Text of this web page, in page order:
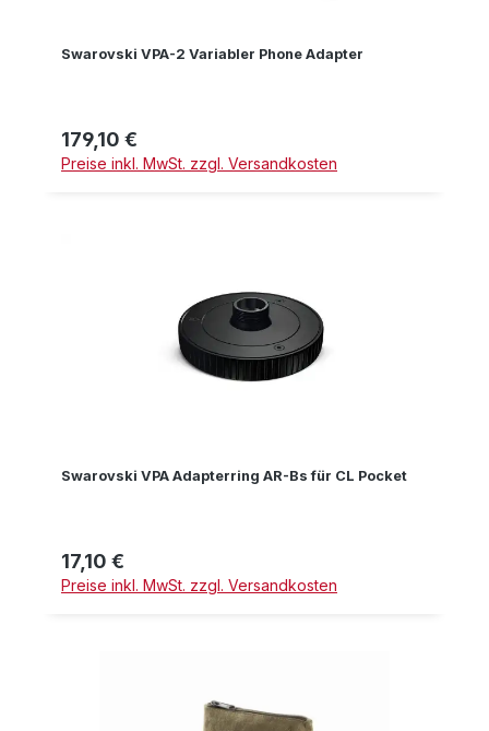
Swarovski VPA-2 Variabler Phone Adapter
Regulärer Preis:
179,10 €
Preise inkl. MwSt. zzgl. Versandkosten
Swarovski VPA Adapterring AR-Bs für CL Pocket
Regulärer Preis:
17,10 €
Preise inkl. MwSt. zzgl. Versandkosten